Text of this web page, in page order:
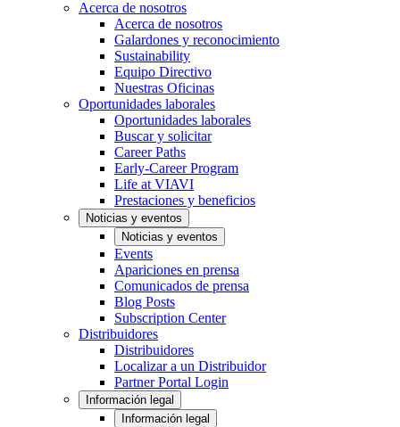
Acerca de nosotros
Acerca de nosotros
Galardones y reconocimiento
Sustainability
Equipo Directivo
Nuestras Oficinas
Oportunidades laborales
Oportunidades laborales
Buscar y solicitar
Career Paths
Early-Career Program
Life at VIAVI
Prestaciones y beneficios
Noticias y eventos
Noticias y eventos
Events
Apariciones en prensa
Comunicados de prensa
Blog Posts
Subscription Center
Distribuidores
Distribuidores
Localizar a un Distribuidor
Partner Portal Login
Información legal
Información legal